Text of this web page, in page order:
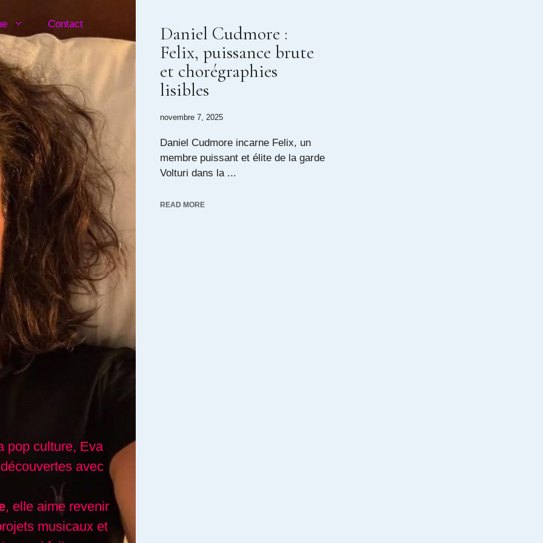
Contact
pop culture, Eva
avec
, elle aime revenir
musicaux et
Daniel Cudmore :
Felix, puissance brute
et chorégraphies
lisibles
novembre 7, 2025
Daniel Cudmore incarne Felix, un
membre puissant et élite de la garde
Volturi dans la ...
READ MORE